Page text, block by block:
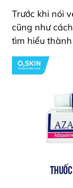
Trước khi nói
cũng như
tìm hiểu